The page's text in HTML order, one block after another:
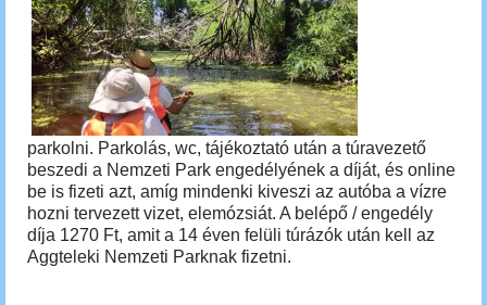
parkolni. Parkolás, wc, tájékoztató után a túravezető
beszedi a Nemzeti Park engedélyének a díját, és online
be is fizeti azt, amíg mindenki kiveszi az autóba a vízre
hozni tervezett vizet, elemózsiát. A belépő / engedély
díja 1270 Ft, amit a 14 éven felüli túrázók után kell az
Aggteleki Nemzeti Parknak fizetni.